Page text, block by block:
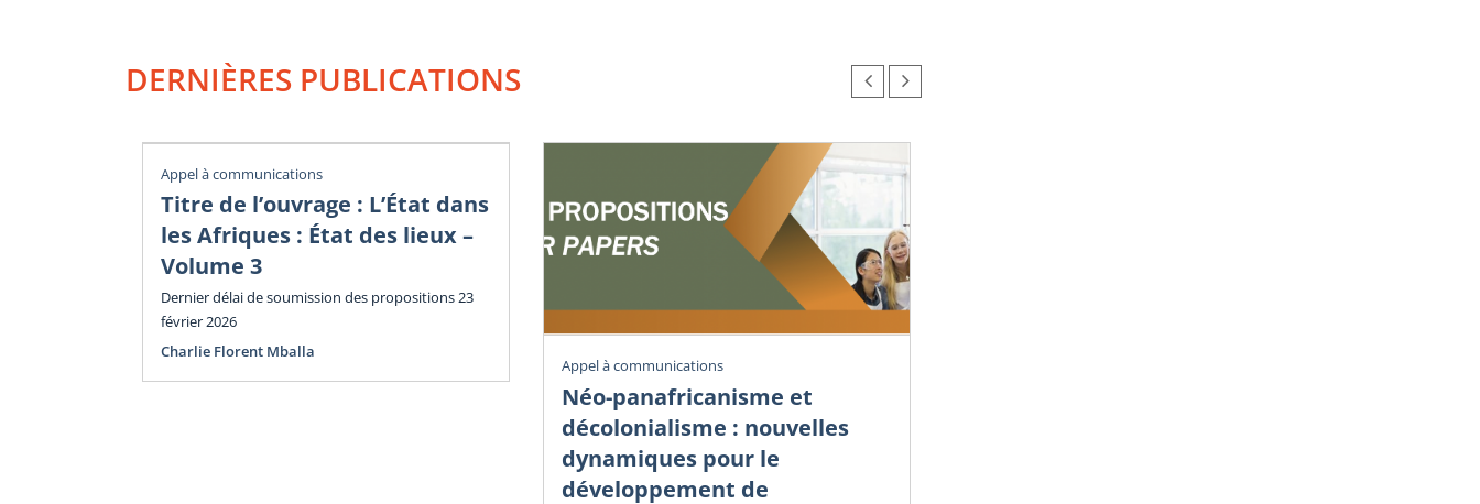
DERNIÈRES PUBLICATIONS
Appel à communications
Titre de l’ouvrage : L’État dans
les Afriques : État des lieux –
Volume 3
Dernier délai de soumission des propositions 23
février 2026
Charlie Florent Mballa
Appel à communications
Néo-panafricanisme et
décolonialisme : nouvelles
dynamiques pour le
développement de